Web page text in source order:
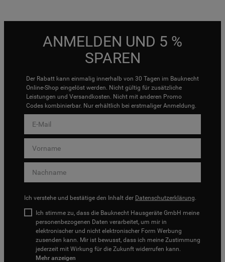
ANMELDEN UND 5 %
SPAREN
Der Rabatt kann einmalig innerhalb von 30 Tagen im Bauknecht
Online-Shop eingelöst werden. Nicht gültig für zusätzliche
Leistungen und Versandkosten. Nicht mit anderen Promo
Codes kombinierbar. Nur erhältlich bei erstmaliger Anmeldung.
Ich verstehe und bestätige den Inhalt der Datenschutzerklärung.
Ich stimme zu, dass die Bauknecht Hausgeräte GmbH meine
personenbezogenen Daten verarbeitet, um mir in
elektronischer und nicht elektronischer Form Werbung
zusenden kann. Mir ist bewusst, dass ich meine Zustimmung
jederzeit mit Wirkung für die Zukunft widerrufen kann.
Mehr anzeigen